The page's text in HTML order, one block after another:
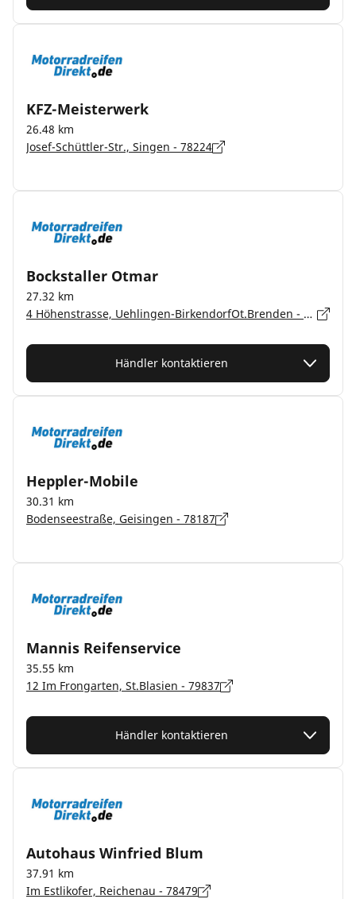
KFZ-Meisterwerk
26.48 km
Josef-Schüttler-Str., Singen - 78224
Bockstaller Otmar
27.32 km
4 Höhenstrasse, Uehlingen-BirkendorfOt.Brenden - 79777
Händler kontaktieren
Heppler-Mobile
30.31 km
Bodenseestraße, Geisingen - 78187
Mannis Reifenservice
35.55 km
12 Im Frongarten, St.Blasien - 79837
Händler kontaktieren
Autohaus Winfried Blum
37.91 km
Im Estlikofer, Reichenau - 78479